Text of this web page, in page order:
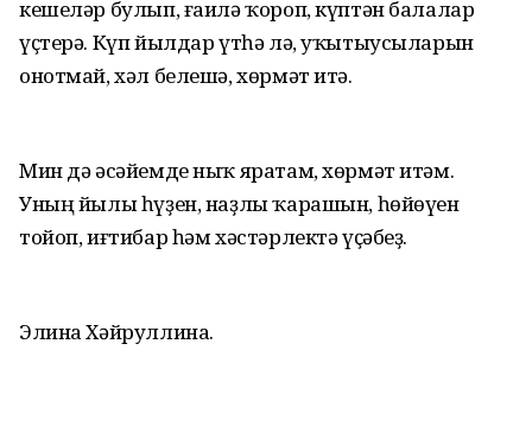
кешеләр булып, ғаилә ҡороп, күптән балалар
үҫтерә. Күп йылдар үтһә лә, уҡытыусыларын
онотмай, хәл белешә, хөрмәт итә.
Мин дә әсәйемде ныҡ яратам, хөрмәт итәм.
Уның йылы һүҙен, наҙлы ҡарашын, һөйөүен
тойоп, иғтибар һәм хәстәрлектә үҫәбеҙ.
Элина Хәйруллина.